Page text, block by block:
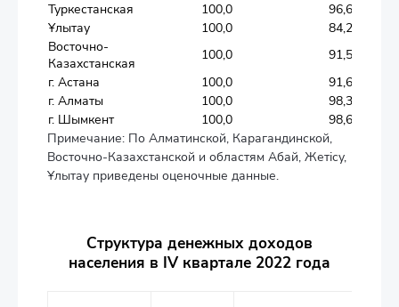
Туркестанская
100,0
96,6
Ұлытау
100,0
84,2
Восточно-
Казахстанская
100,0
91,5
г. Астана
100,0
91,6
г. Алматы
100,0
98,3
г. Шымкент
100,0
98,6
Примечание: По Алматинской, Карагандинской,
Восточно-Казахстанской и областям Абай, Жетісу,
Ұлытау приведены оценочные данные.
Структура денежных доходов
населения в IV квартале 2022 года